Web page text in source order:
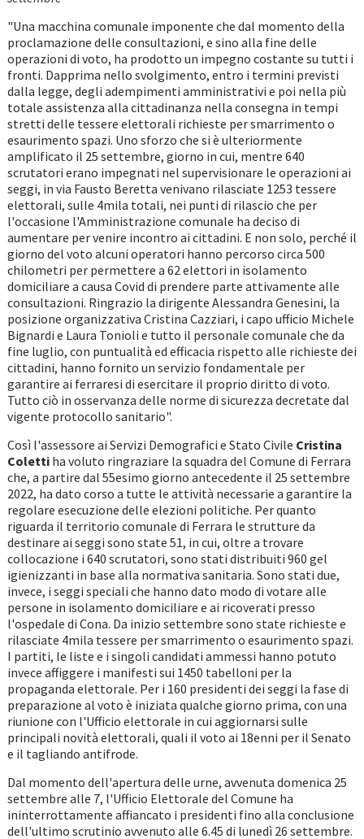
"Una macchina comunale imponente che dal momento della
proclamazione delle consultazioni, e sino alla fine delle
operazioni di voto, ha prodotto un impegno costante su tutti i
fronti. Dapprima nello svolgimento, entro i termini previsti
dalla legge, degli adempimenti amministrativi e poi nella più
totale assistenza alla cittadinanza nella consegna in tempi
stretti delle tessere elettorali richieste per smarrimento o
esaurimento spazi. Uno sforzo che si è ulteriormente
amplificato il 25 settembre, giorno in cui, mentre 640
scrutatori erano impegnati nel supervisionare le operazioni ai
seggi, in via Fausto Beretta venivano rilasciate 1253 tessere
elettorali, sulle 4mila totali, nei punti di rilascio che per
l'occasione l'Amministrazione comunale ha deciso di
aumentare per venire incontro ai cittadini. E non solo, perché il
giorno del voto alcuni operatori hanno percorso circa 500
chilometri per permettere a 62 elettori in isolamento
domiciliare a causa Covid di prendere parte attivamente alle
consultazioni. Ringrazio la dirigente Alessandra Genesini, la
posizione organizzativa Cristina Cazziari, i capo ufficio Michele
Bignardi e Laura Tonioli e tutto il personale comunale che da
fine luglio, con puntualità ed efficacia rispetto alle richieste dei
cittadini, hanno fornito un servizio fondamentale per
garantire ai ferraresi di esercitare il proprio diritto di voto.
Tutto ciò in osservanza delle norme di sicurezza decretate dal
vigente protocollo sanitario".
Così l'assessore ai Servizi Demografici e Stato Civile Cristina
Colettiha voluto ringraziare la squadra del Comune di Ferrara
che, a partire dal 55esimo giorno antecedente il 25 settembre
2022, ha dato corso a tutte le attività necessarie a garantire la
regolare esecuzione delle elezioni politiche. Per quanto
riguarda il territorio comunale di Ferrara le strutture da
destinare ai seggi sono state 51, in cui, oltre a trovare
collocazione i 640 scrutatori, sono stati distribuiti 960 gel
igienizzanti in base alla normativa sanitaria. Sono stati due,
invece, i seggi speciali che hanno dato modo di votare alle
persone in isolamento domiciliare e ai ricoverati presso
l'ospedale di Cona. Da inizio settembre sono state richieste e
rilasciate 4mila tessere per smarrimento o esaurimento spazi.
I partiti, le liste e i singoli candidati ammessi hanno potuto
invece affiggere i manifesti sui 1450 tabelloni per la
propaganda elettorale. Per i 160 presidenti dei seggi la fase di
preparazione al voto è iniziata qualche giorno prima, con una
riunione con l'Ufficio elettorale in cui aggiornarsi sulle
principali novità elettorali, quali il voto ai 18enni per il Senato
e il tagliando antifrode.
Dal momento dell'apertura delle urne, avvenuta domenica 25
settembre alle 7, l'Ufficio Elettorale del Comune ha
ininterrottamente affiancato i presidenti fino alla conclusione
dell'ultimo scrutinio avvenuto alle 6.45 di lunedì 26 settembre.